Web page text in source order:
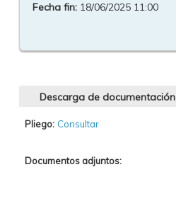
Fecha fin: 18/06/2025 11:00
Descarga de documentación
Pliego: Consultar
Documentos adjuntos: